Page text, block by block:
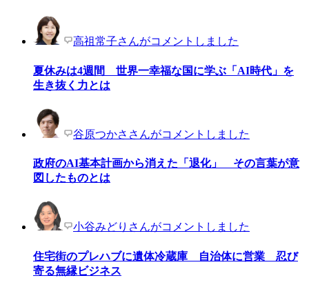
高祖常子さんがコメントしました
夏休みは4週間 世界一幸福な国に学ぶ「AI時代」を
生き抜く力とは
谷原つかささんがコメントしました
政府のAI基本計画から消えた「退化」 その言葉が意
図したものとは
小谷みどりさんがコメントしました
住宅街のプレハブに遺体冷蔵庫 自治体に営業 忍び
寄る無縁ビジネス